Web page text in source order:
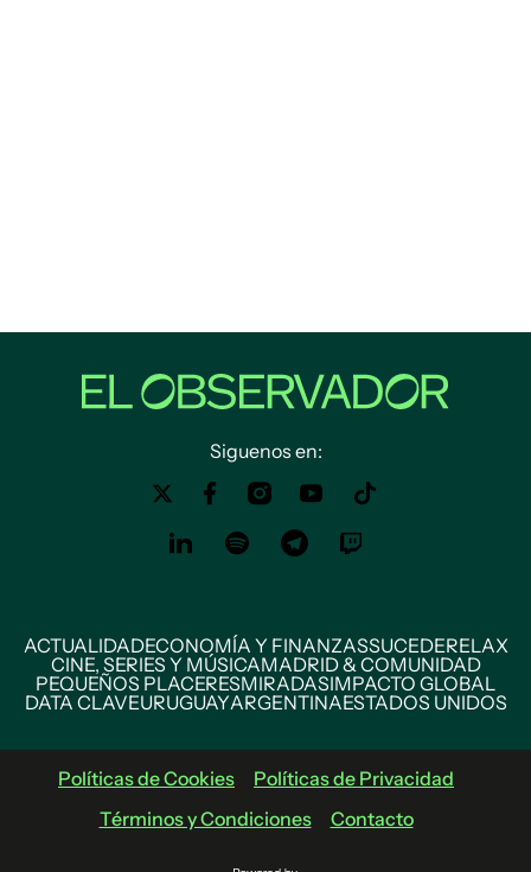
Siguenos en:
ACTUALIDADECONOMÍA Y FINANZASSUCEDERELAX
CINE, SERIES Y MÚSICAMADRID & COMUNIDAD
PEQUEÑOS PLACERESMIRADASIMPACTO GLOBAL
DATA CLAVEURUGUAYARGENTINAESTADOS UNIDOS
Políticas de Cookies
Políticas de Privacidad
Términos y Condiciones
Contacto